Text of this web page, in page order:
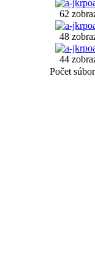
62
48
44
Počet